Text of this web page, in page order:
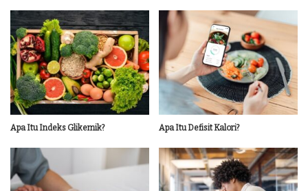
Apa Itu Indeks Glikemik? Apa Itu Defisit Kalori?